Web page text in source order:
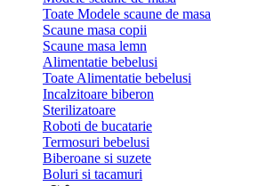
Toate Modele scaune de masa
Scaune masa copii
Scaune masa lemn
Alimentatie bebelusi
Toate Alimentatie bebelusi
Incalzitoare biberon
Sterilizatoare
Roboti de bucatarie
Termosuri bebelusi
Biberoane si suzete
Boluri si tacamuri